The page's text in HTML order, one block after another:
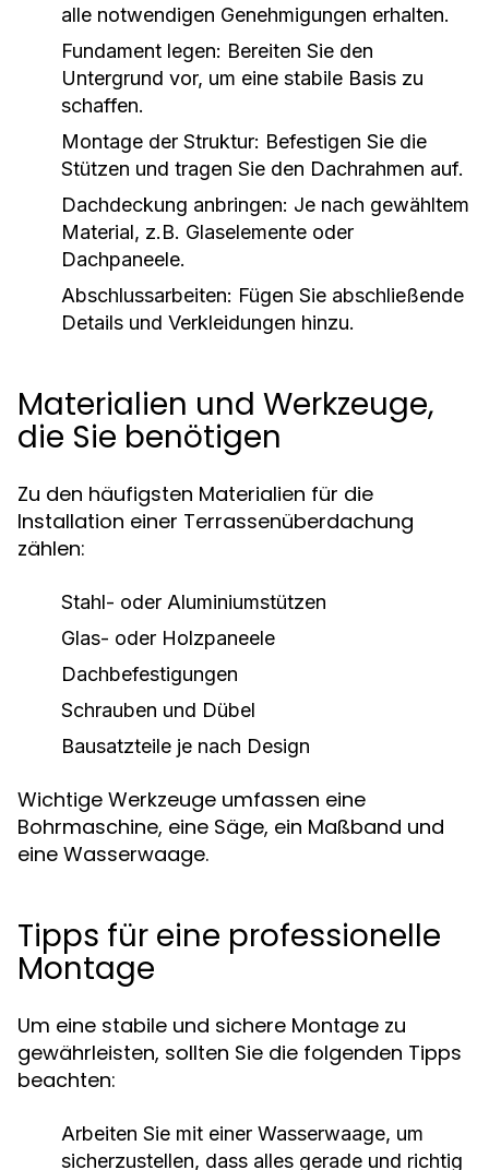
alle notwendigen Genehmigungen erhalten.
Fundament legen: Bereiten Sie den
Untergrund vor, um eine stabile Basis zu
schaffen.
Montage der Struktur: Befestigen Sie die
Stützen und tragen Sie den Dachrahmen auf.
Dachdeckung anbringen: Je nach gewähltem
Material, z.B. Glaselemente oder
Dachpaneele.
Abschlussarbeiten: Fügen Sie abschließende
Details und Verkleidungen hinzu.
Materialien und Werkzeuge,
die Sie benötigen
Zu den häufigsten Materialien für die
Installation einer Terrassenüberdachung
zählen:
Stahl- oder Aluminiumstützen
Glas- oder Holzpaneele
Dachbefestigungen
Schrauben und Dübel
Bausatzteile je nach Design
Wichtige Werkzeuge umfassen eine
Bohrmaschine, eine Säge, ein Maßband und
eine Wasserwaage.
Tipps für eine professionelle
Montage
Um eine stabile und sichere Montage zu
gewährleisten, sollten Sie die folgenden Tipps
beachten:
Arbeiten Sie mit einer Wasserwaage, um
sicherzustellen, dass alles gerade und richtig